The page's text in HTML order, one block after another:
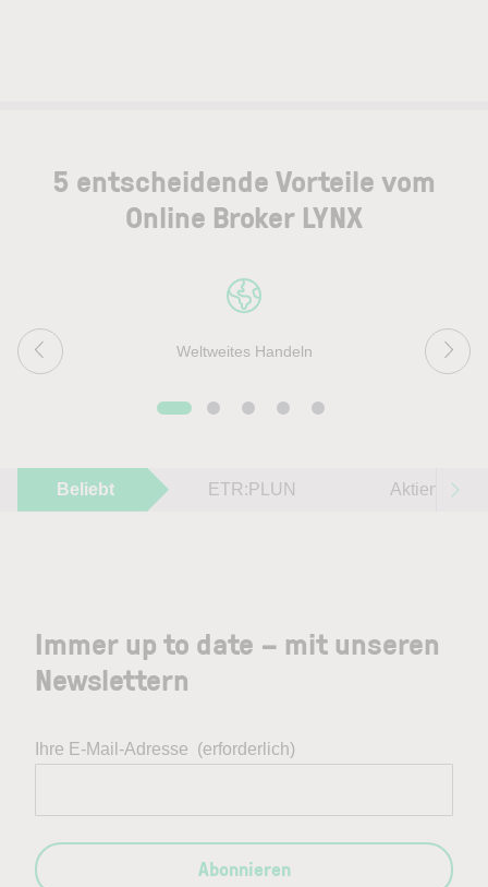
5 entscheidende Vorteile vom
Online Broker LYNX
Weltweites Handeln
Beliebt ETR:PLUN Aktien im
Immer up to date – mit unseren
Newslettern
Ihre E-Mail-Adresse (erforderlich)
Abonnieren